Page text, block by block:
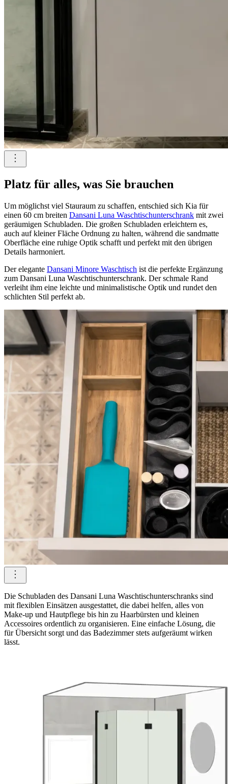
Platz für alles, was Sie brauchen
Um möglichst viel Stauraum zu schaffen, entschied sich Kia für
einen 60 cm breiten Dansani Luna Waschtischunterschrank mit zwei
geräumigen Schubladen. Die großen Schubladen erleichtern es,
auch auf kleiner Fläche Ordnung zu halten, während die sandmatte
Oberfläche eine ruhige Optik schafft und perfekt mit den übrigen
Details harmoniert.
Der elegante Dansani Minore Waschtisch ist die perfekte Ergänzung
zum Dansani Luna Waschtischunterschrank. Der schmale Rand
verleiht ihm eine leichte und minimalistische Optik und rundet den
schlichten Stil perfekt ab.
Die Schubladen des Dansani Luna Waschtischunterschranks sind
mit flexiblen Einsätzen ausgestattet, die dabei helfen, alles von
Make-up und Hautpflege bis hin zu Haarbürsten und kleinen
Accessoires ordentlich zu organisieren. Eine einfache Lösung, die
für Übersicht sorgt und das Badezimmer stets aufgeräumt wirken
lässt.